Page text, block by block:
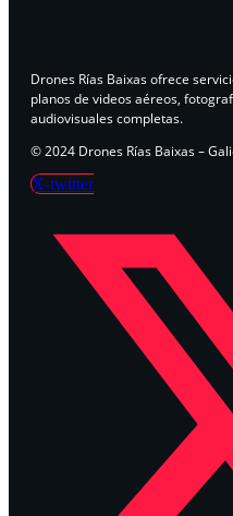
Drones Rías Baixas ofrece
planos de videos aéreos,
audiovisuales completas.
© 2024 Drones Rías Baixas –
X-twitter